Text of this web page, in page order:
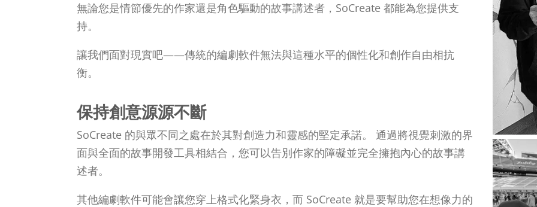
無論您是情節優先的作家還是角色驅動的故事講述者，SoCreate 都能為您提供支
持。
讓我們面對現實吧——傳統的編劇軟件無法與這種水平的個性化和創作自由相抗
衡。
保持創意源源不斷
SoCreate 的與眾不同之處在於其對創造力和靈感的堅定承諾。 通過將視覺刺激的界
面與全面的故事開發工具相結合，您可以告別作家的障礙並完全擁抱內心的故事講
述者。
其他編劇軟件可能會讓您穿上格式化緊身衣，而 SoCreate 就是要幫助您在想像力的